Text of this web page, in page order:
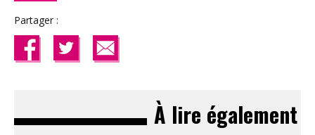
Partager :
À lire également